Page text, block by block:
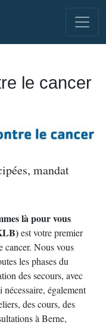
le cancer
mandat
là pour vous
est votre premier
cancer. Nous vous
les phases du
des secours, avec
également
des cours, des
à Berne,